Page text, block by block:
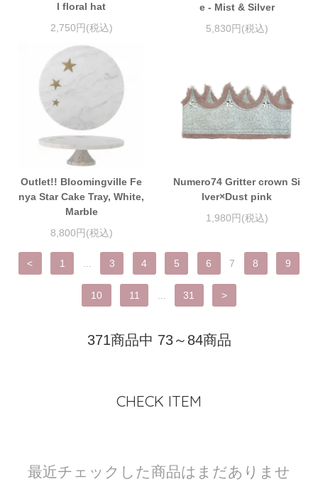
l floral hat
2,750円(税込)
e - Mist & Silver
5,830円(税込)
Outlet!! Bloomingville Fe
nya Star Cake Tray, White,
Marble
8,800円(税込)
Numero74 Gritter crown Si
lver×Dust pink
1,980円(税込)
< 1 3 4 5 6 7 8 9
10 11 31 >
371商品中 73～84商品
CHECK ITEM
最近チェックした商品はまだありませ